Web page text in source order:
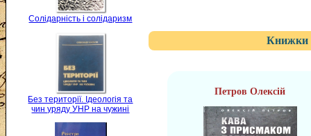
Солідарність і солідаризм
Без території. Ідеологія та
чин уряду УНР на чужині
Книжки
Петров Олексій